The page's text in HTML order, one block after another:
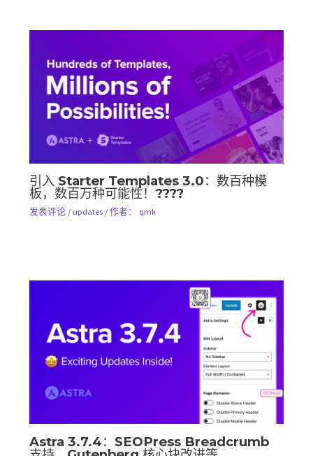
引入 Starter Templates 3.0：数百种模
板，数百万种可能性！????
发表评论 /updates/ 作者： qmk
Astra 3.7.4：SEOPress Breadcrumb